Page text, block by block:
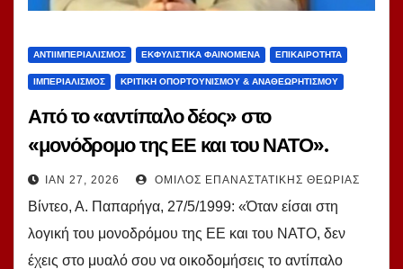
ΑΝΤΙΙΜΠΕΡΙΑΛΙΣΜΌΣ ΕΚΦΥΛΙΣΤΙΚΆ ΦΑΙΝΌΜΕΝΑ ΕΠΙΚΑΙΡΌΤΗΤΑ
ΙΜΠΕΡΙΑΛΙΣΜΌΣ ΚΡΙΤΙΚΉ ΟΠΟΡΤΟΥΝΙΣΜΟΎ & ΑΝΑΘΕΩΡΗΤΙΣΜΟΎ
Από το «αντίπαλο δέος» στο
«μονόδρομο της ΕΕ και του ΝΑΤΟ».
ΙΑΝ 27, 2026 ΌΜΙΛΟΣ ΕΠΑΝΑΣΤΑΤΙΚΉΣ ΘΕΩΡΊΑΣ
Βίντεο, Α. Παπαρήγα, 27/5/1999: «Όταν είσαι στη
λογική του μονοδρόμου της ΕΕ και του ΝΑΤΟ, δεν
έχεις στο μυαλό σου να οικοδομήσεις το αντίπαλο